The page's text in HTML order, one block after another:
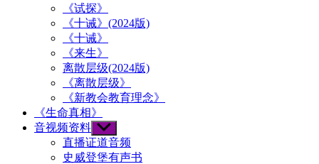
《试探》
《十诫》(2024版)
《十诫》
《来生》
离散层级(2024版)
《离散层级》
《新教会教育理念》
《生命真相》
音视频资料 Show
sub
menu
直播证道音频
史威登堡有声书